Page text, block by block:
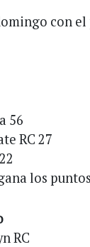
con
56
RC 27
los
RC